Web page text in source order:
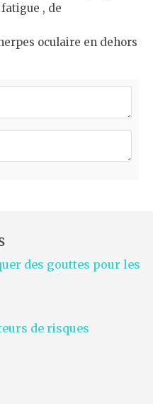
fatigue , de
oculaire en dehors
des gouttes pour les
de risques